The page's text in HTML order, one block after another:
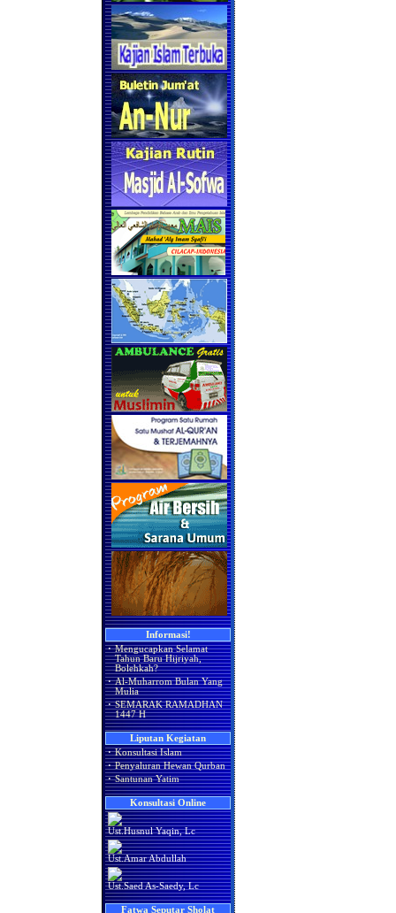
Informasi!
· Mengucapkan Selamat
Tahun Baru Hijriyah,
Bolehkah?
· Al-Muharrom Bulan Yang
Mulia
· SEMARAK RAMADHAN
1447 H
Liputan Kegiatan
· Konsultasi Islam
· Penyaluran Hewan Qurban
· Santunan Yatim
Konsultasi Online
Ust.Husnul Yaqin, Lc
Ust.Amar Abdullah
Ust.Saed As-Saedy, Lc
Fatwa Seputar Sholat